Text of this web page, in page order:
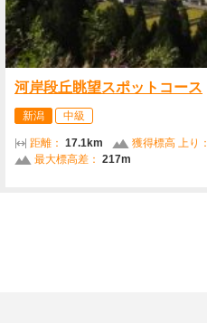
河岸段丘眺望スポットコース
新潟 中級
距離： 17.1km 獲得標高 上り：
最大標高差： 217m